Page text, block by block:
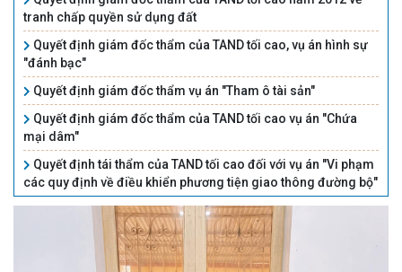
tranh chấp quyền sử dụng đất
Quyết định giám đốc thẩm của TAND tối cao, vụ án hình sự
"đánh bạc"
Quyết định giám đốc thẩm vụ án "Tham ô tài sản"
Quyết định giám đốc thẩm của TAND tối cao vụ án "Chứa
mại dâm"
Quyết định tái thẩm của TAND tối cao đối với vụ án "Vi phạm
các quy định về điều khiển phương tiện giao thông đường bộ"